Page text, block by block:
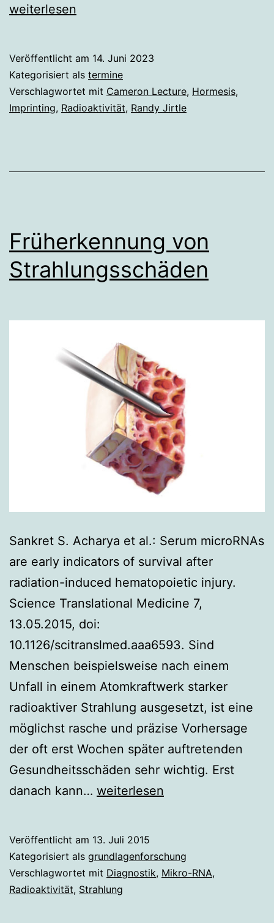
Jirtle
weiterlesen
Veröffentlicht am 14. Juni 2023
Kategorisiert als termine
Verschlagwortet mit Cameron Lecture, Hormesis,
Imprinting, Radioaktivität, Randy Jirtle
Früherkennung von
Strahlungsschäden
Sankret S. Acharya et al.: Serum microRNAs
are early indicators of survival after
radiation-induced hematopoietic injury.
Science Translational Medicine 7,
13.05.2015, doi:
10.1126/scitranslmed.aaa6593. Sind
Menschen beispielsweise nach einem
Unfall in einem Atomkraftwerk starker
radioaktiver Strahlung ausgesetzt, ist eine
möglichst rasche und präzise Vorhersage
der oft erst Wochen später auftretenden
Gesundheitsschäden sehr wichtig. Erst
danach kann… Früherkennung
weiterlesen
Veröffentlicht am 13. Juli 2015
Kategorisiert als grundlagenforschung
Verschlagwortet mit Diagnostik, Mikro-RNA,
Radioaktivität, Strahlung